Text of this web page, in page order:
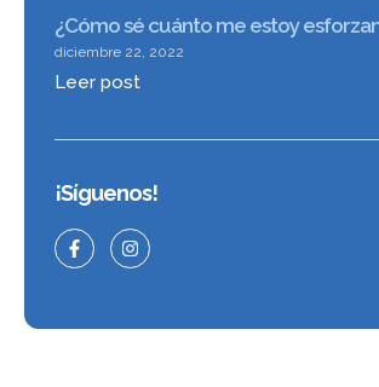
¿Cómo sé cuánto me estoy
diciembre 22, 2022
Leer post
¡Síguenos!